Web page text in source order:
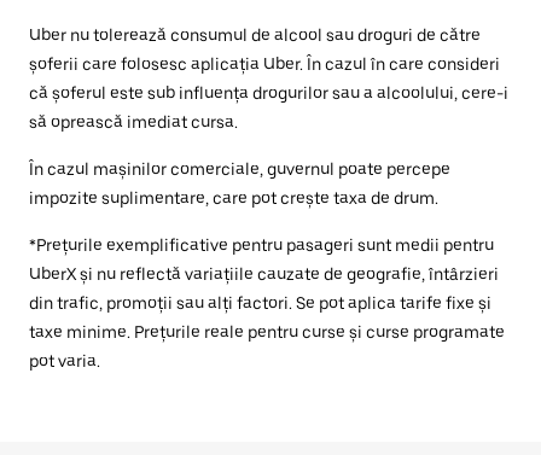
Uber nu tolerează consumul de alcool sau droguri de către
șoferii care folosesc aplicația Uber. În cazul în care consideri
că șoferul este sub influența drogurilor sau a alcoolului, cere-i
să oprească imediat cursa.
În cazul mașinilor comerciale, guvernul poate percepe
impozite suplimentare, care pot crește taxa de drum.
*Prețurile exemplificative pentru pasageri sunt medii pentru
UberX și nu reflectă variațiile cauzate de geografie, întârzieri
din trafic, promoții sau alți factori. Se pot aplica tarife fixe și
taxe minime. Prețurile reale pentru curse și curse programate
pot varia.